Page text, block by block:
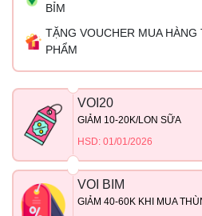
BỈM
TẶNG VOUCHER MUA HÀNG
PHẨM
VOI20
GIẢM 10-20K/LON SỮA
HSD: 01/01/2026
VOI BIM
GIẢM 40-60K KHI MUA